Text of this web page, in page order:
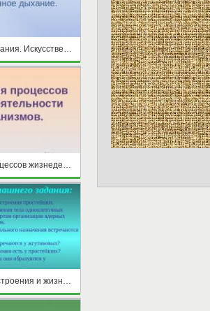
Регуляция процессов жизнедеятельности Организмов.
Особенности строения и жизнедеятельности саркожгутиконосцев, инфузорий, споровиков